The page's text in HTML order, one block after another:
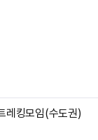
레킹모임(수도권)